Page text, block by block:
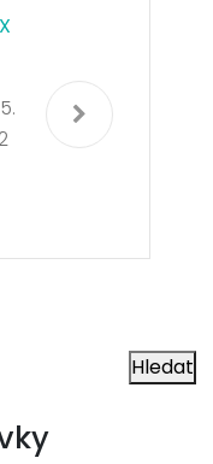
Hledat